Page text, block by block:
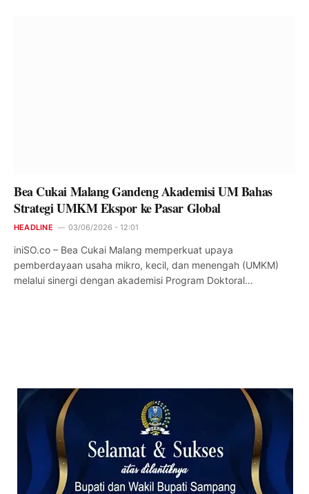
Bea Cukai Malang Gandeng Akademisi UM Bahas
Strategi UMKM Ekspor ke Pasar Global
HEADLINE 03/06/2026 - 12:01
iniSO.co – Bea Cukai Malang memperkuat upaya
pemberdayaan usaha mikro, kecil, dan menengah (UMKM)
melalui sinergi dengan akademisi Program Doktoral…